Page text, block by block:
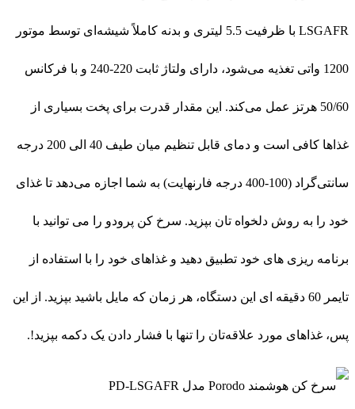
LSGAFR با ظرفیت 5.5 لیتری و بدنه کاملاً شیشه‌ای توسط موتور
1200 واتی تغذیه می‌شود، دارای ولتاژ ثابت 220-240 و با فرکانس
50/60 هرتز عمل می‌کند. این مقدار قدرت برای پخت بسیاری از
غذاها کافی است و دمای قابل تنظیم میان طیف 40 الی 200 درجه
سانتی‌گراد (100-400 درجه فارنهایت) به شما اجازه می‌دهد تا غذای
خود را به روش دلخواه تان بپزید. سرخ کن پرودو را می توانید با
برنامه ریزی های خود تطبیق دهید و غذاهای خود را با استفاده از
تایمر 60 دقیقه ای این دستگاه، هر زمان که مایل باشید بپزید. از این
پس، غذاهای مورد علاقه‌تان را تنها با فشار دادن یک دکمه بپزید!.